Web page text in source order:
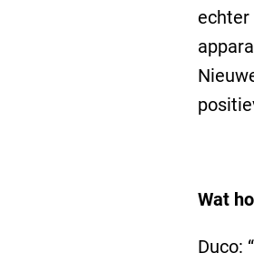
echter
Wat
Duco: